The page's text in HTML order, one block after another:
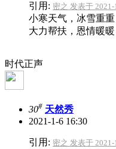
引用: 密之 发表于 2021-
小寒天气，冰雪重
大力帮扶，恩情暖
时代正声
30# 天然秀
2021-1-6 16:30
引用: 密之 发表于 2021-